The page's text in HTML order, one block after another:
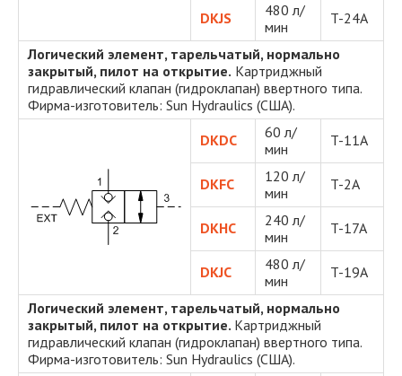
DKJS
480 л/
мин
T-24A
Логический элемент, тарельчатый, нормально
закрытый, пилот на открытие. Картриджный
гидравлический клапан (гидроклапан) ввертного типа.
Фирма-изготовитель: Sun Hydraulics (США).
DKDC
60 л/
мин
T-11A
DKFC
120 л/
мин
T-2A
DKHC
240 л/
мин
T-17A
DKJC
480 л/
мин
T-19A
Логический элемент, тарельчатый, нормально
закрытый, пилот на открытие. Картриджный
гидравлический клапан (гидроклапан) ввертного типа.
Фирма-изготовитель: Sun Hydraulics (США).